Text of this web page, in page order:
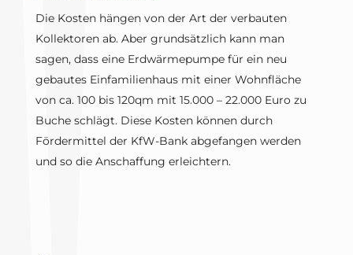
Die Kosten hängen von der Art der verbauten
Kollektoren ab. Aber grundsätzlich kann man
sagen, dass eine Erdwärmepumpe für ein neu
gebautes Einfamilienhaus mit einer Wohnfläche
von ca. 100 bis 120qm mit 15.000 – 22.000 Euro zu
Buche schlägt. Diese Kosten können durch
Fördermittel der KfW-Bank abgefangen werden
und so die Anschaffung erleichtern.